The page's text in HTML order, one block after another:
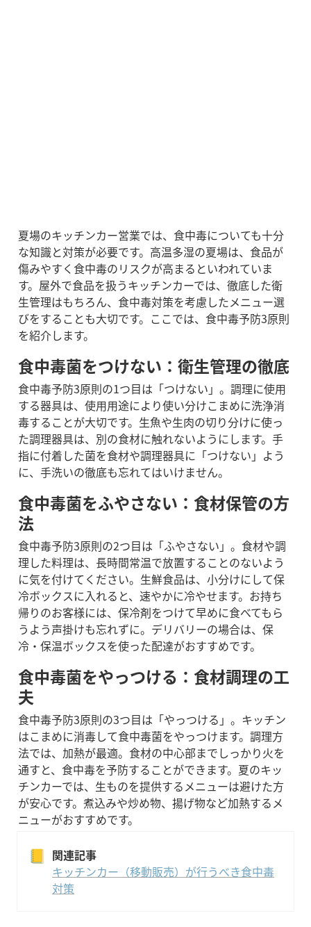
夏場のキッチンカー営業では、食中毒についても十分
な知識と対策が必要です。高温多湿の夏場は、食品が
傷みやすく食中毒のリスクが高まるといわれていま
す。屋外で食品を扱うキッチンカーでは、徹底した衛
生管理はもちろん、食中毒対策を考慮したメニュー選
びをすることも大切です。ここでは、食中毒予防3原則
を紹介します。
食中毒菌をつけない：衛生管理の徹底
食中毒予防3原則の1つ目は「つけない」。調理に使用
する器具は、使用用途により使い分けこまめに洗浄消
毒することが大切です。生魚や生肉の切り分けに使っ
た調理器具は、別の食材に触れないようにします。手
指に付着した菌を食材や調理器具に「つけない」よう
に、手洗いの徹底も忘れてはいけません。
食中毒菌をふやさない：食材保管の方
法
食中毒予防3原則の2つ目は「ふやさない」。食材や調
理した料理は、長時間常温で放置することのないよう
に気を付けてください。生鮮食品は、小分けにして保
冷ボックスに入れると、速やかに冷やせます。お持ち
帰りのお客様には、保冷剤をつけて早めに食べてもら
うよう声掛けも忘れずに。デリバリーの場合は、保
冷・保温ボックスを使った配達がおすすめです。
食中毒菌をやっつける：食材調理の工
夫
食中毒予防3原則の3つ目は「やっつける」。キッチン
はこまめに消毒して食中毒菌をやっつけます。調理方
法では、加熱が最適。食材の中心部までしっかり火を
通すと、食中毒を予防することができます。夏のキッ
チンカーでは、生ものを提供するメニューは避けた方
が安心です。煮込みや炒め物、揚げ物など加熱するメ
ニューがおすすめです。
📒
キッチンカー（移動販売）が行うべき食中毒
対策